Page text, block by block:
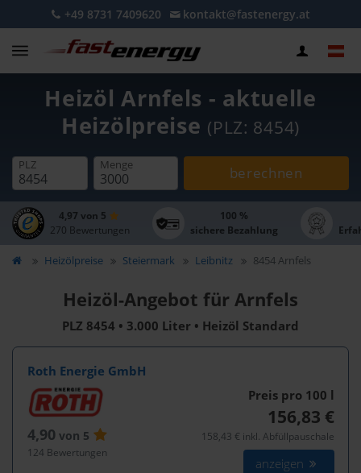
+49 8731 7409620 kontakt@fastenergy.at
Heizöl Arnfels - aktuelle
Heizölpreise (PLZ: 8454)
PLZ Menge berechnen
4,97 von 5
270 Bewertungen
100 %
sichere Bezahlung
Heizölpreise Steiermark Leibnitz 8454 Arnfels
Heizöl-Angebot für Arnfels
PLZ 8454 • 3.000 Liter • Heizöl Standard
Roth Energie GmbH
4,90 von 5
124 Bewertungen
Preis pro 100 l
156,83 €
158,43 € inkl. Abfüllpauschale
anzeigen